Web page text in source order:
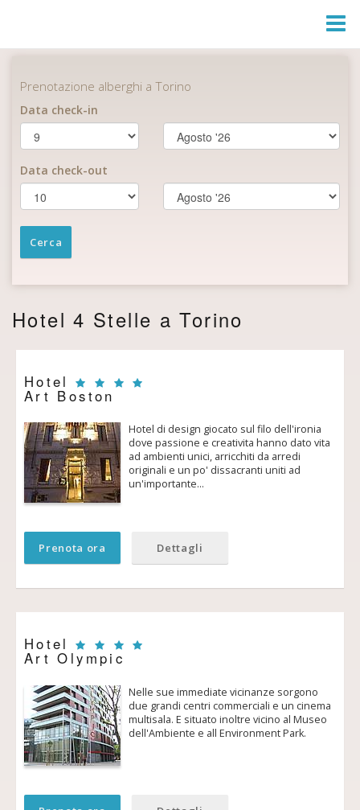
Hotel 4 Stelle a Torino
Hotel
Art Boston
Hotel di design giocato sul filo dell'ironia
dove passione e creativita hanno dato vita
ad ambienti unici, arricchiti da arredi
originali e un po' dissacranti uniti ad
un'importante…
Prenota ora Dettagli
Hotel
Art Olympic
Nelle sue immediate vicinanze sorgono
due grandi centri commerciali e un cinema
multisala. E situato inoltre vicino al Museo
dell'Ambiente e all Environment Park.